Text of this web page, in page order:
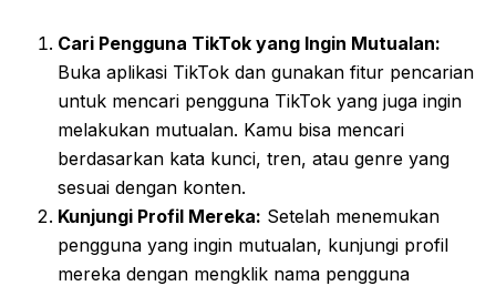
Cari Pengguna TikTok yang Ingin Mutualan:
Buka aplikasi TikTok dan gunakan fitur pencarian
untuk mencari pengguna TikTok yang juga ingin
melakukan mutualan. Kamu bisa mencari
berdasarkan kata kunci, tren, atau genre yang
sesuai dengan konten.
Kunjungi Profil Mereka: Setelah menemukan
pengguna yang ingin mutualan, kunjungi profil
mereka dengan mengklik nama pengguna